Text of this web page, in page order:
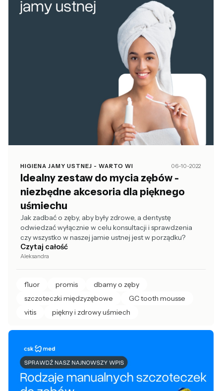
HIGIENA JAMY USTNEJ - WARTO WI 06-10-2022
Idealny zestaw do mycia zębów -
niezbędne akcesoria dla pięknego
uśmiechu
Jak zadbać o zęby, aby były zdrowe, a dentystę
odwiedzać wyłącznie w celu konsultacji i sprawdzenia
czy wszystko w naszej jamie ustnej jest w porządku?
Czytaj całość
Aleksandra
fluor promis
dbamy o zęby
szczoteczki międzyzębowe
GC tooth mousse
vitis
piękny i zdrowy uśmiech